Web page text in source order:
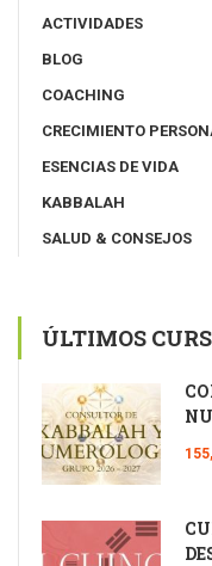
ACTIVIDADES
BLOG
COACHING
CRECIMIENTO
ESENCIAS DE VIDA
KABBALAH
SALUD & CONSEJOS
ÚLTIMOS